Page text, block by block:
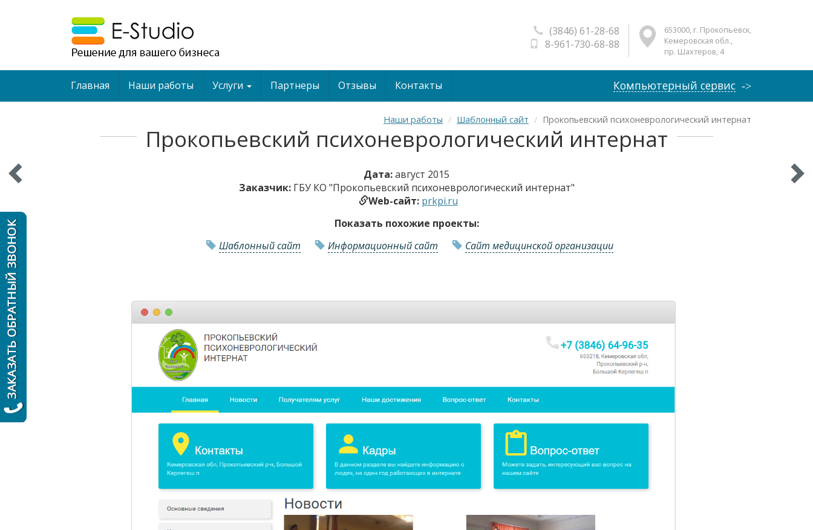
(3846) 61-28-68
8-961-730-68-88
653000, г. Прокопьевск,
Кемеровская обл.,
пр. Шахтеров, 4
Главная Наши работы Услуги Партнеры Отзывы Контакты Компьютерный сервис
Наши работы Шаблонный сайт Прокопьевский психоневрологический интернат
Прокопьевский психоневрологический интернат
Дата:август 2015
Заказчик: ГБУ КО "Прокопьевский психоневрологический интернат"
Web-сайт: prkpi.ru
Показать похожие проекты:
Шаблонный сайт
Информационный сайт Сайт медицинской организации